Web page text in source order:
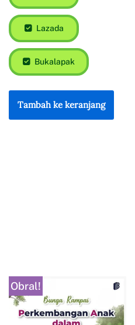
Lazada
Bukalapak
Tambah ke keranjang
Obral!